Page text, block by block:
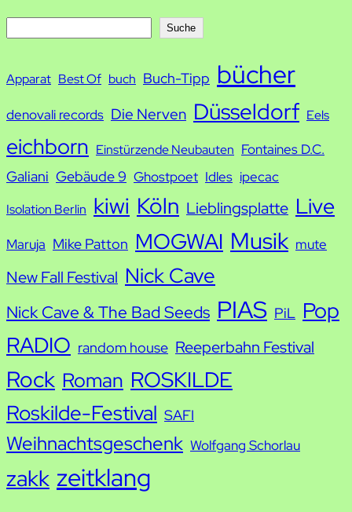
c
Suche
Apparat Best Of buch Buch-Tipp bücher
denovali records Die Nerven Düsseldorf Eels
eichborn Einstürzende Neubauten Fontaines D.C.
Galiani Gebäude 9 Ghostpoet Idles ipecac
Isolation Berlin kiwi Köln Lieblingsplatte Live
Maruja Mike Patton MOGWAI Musik mute
New Fall Festival Nick Cave
Nick Cave & The Bad Seeds PIAS PiL Pop
RADIO random house Reeperbahn Festival
Rock Roman ROSKILDE
Roskilde-Festival SAFI
Weihnachtsgeschenk Wolfgang Schorlau
zakk zeitklang